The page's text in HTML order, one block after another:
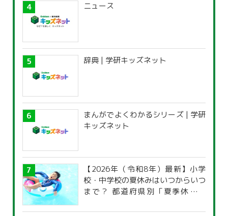
ニュース
辞典 | 学研キッズネット
まんがでよくわかるシリーズ | 学研
キッズネット
【2026年（令和8年）最新】小学
校・中学校の夏休みはいつからいつ
まで？ 都道府県別「夏季休暇一